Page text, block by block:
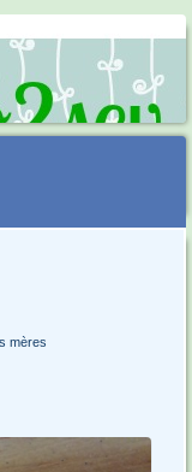
mères